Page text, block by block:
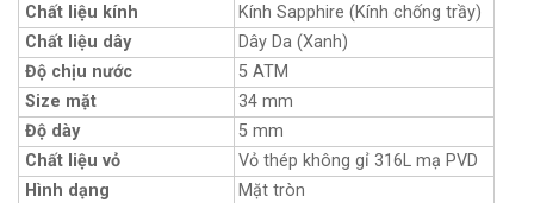
Chất liệu kính
Kính Sapphire (Kính chống trầy)
Chất liệu dây
Dây Da (Xanh)
Độ chịu nước
5 ATM
Size mặt
34 mm
Độ dày
5 mm
Chất liệu vỏ
Vỏ thép không gỉ 316L mạ PVD
Hình dạng
Mặt tròn